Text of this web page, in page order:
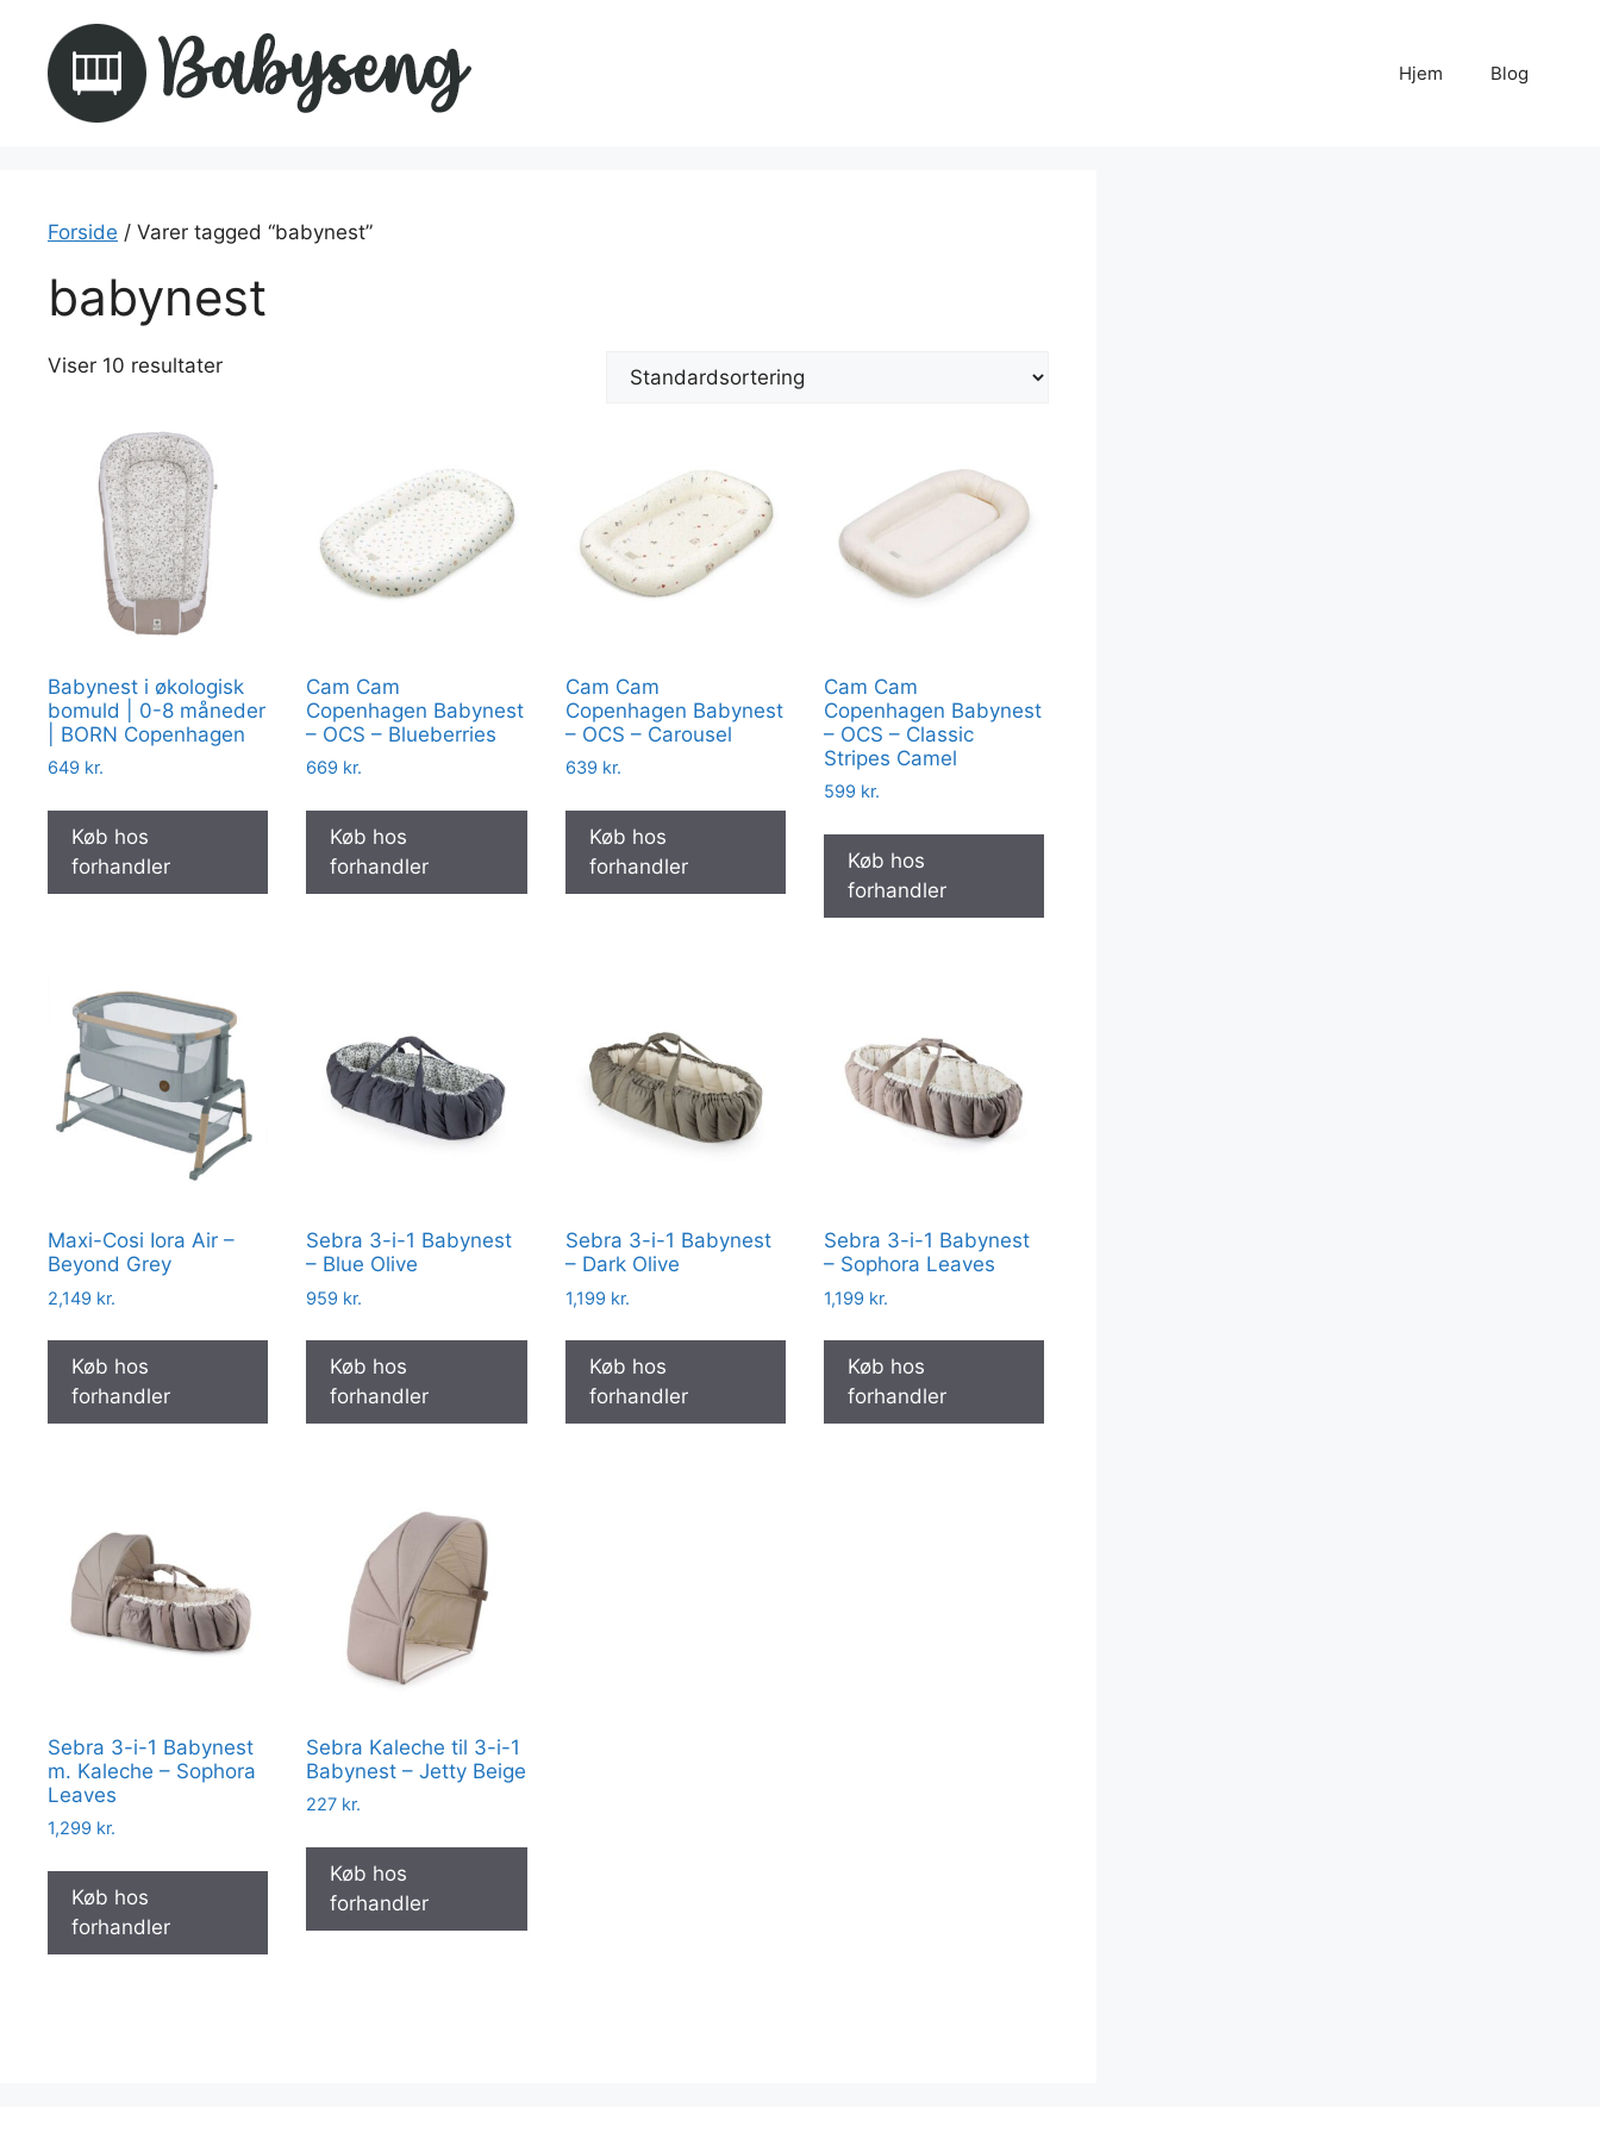
indhold
Hjem Blog
Forside / Varer tagged “babynest”
babynest
Viser 10 resultater
Babynest i økologisk
bomuld | 0-8 måneder
| BORN Copenhagen
649 kr.
Køb hos
forhandler
Cam Cam
Copenhagen Babynest
– OCS – Blueberries
669 kr.
Køb hos
forhandler
Cam Cam
Copenhagen Babynest
– OCS – Carousel
639 kr.
Køb hos
forhandler
Cam Cam
Copenhagen Babynest
– OCS – Classic
Stripes Camel
599 kr.
Køb hos
forhandler
Maxi-Cosi Iora Air –
Beyond Grey
2,149 kr.
Køb hos
forhandler
Sebra 3-i-1 Babynest
– Blue Olive
959 kr.
Køb hos
forhandler
Sebra 3-i-1 Babynest
– Dark Olive
1,199 kr.
Køb hos
forhandler
Sebra 3-i-1 Babynest
– Sophora Leaves
1,199 kr.
Køb hos
forhandler
Sebra 3-i-1 Babynest
m. Kaleche – Sophora
Leaves
1,299 kr.
Køb hos
forhandler
Sebra Kaleche til 3-i-1
Babynest – Jetty Beige
227 kr.
Køb hos
forhandler